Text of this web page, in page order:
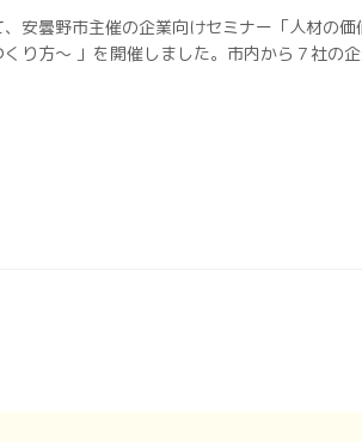
安曇野市主催の企業向けセミナー「人材の
り方～ 」を開催しました。市内から７社の